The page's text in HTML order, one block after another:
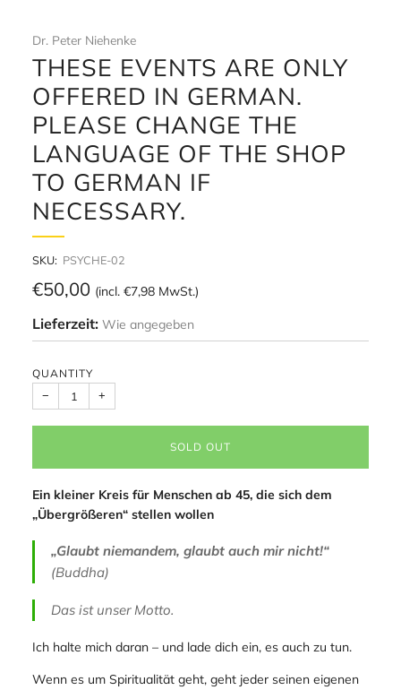
Dr. Peter Niehenke
THESE EVENTS ARE ONLY
OFFERED IN GERMAN.
PLEASE CHANGE THE
LANGUAGE OF THE SHOP
TO GERMAN IF
NECESSARY.
SKU: PSYCHE-02
Regular
price
€50,00 (incl. €7,98 MwSt.)
Lieferzeit: Wie angegeben
QUANTITY
− +
SOLD OUT
Ein kleiner Kreis für Menschen ab 45, die sich dem
„Übergrößeren“ stellen wollen
„Glaubt niemandem, glaubt auch mir nicht!“
(Buddha)
Das ist unser Motto.
Ich halte mich daran – und lade dich ein, es auch zu tun.
Wenn es um Spiritualität geht, geht jeder seinen eigenen